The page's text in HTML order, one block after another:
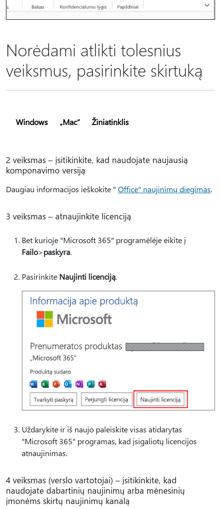
Norėdami atlikti tolesnius
veiksmus, pasirinkite skirtuką
Windows „Mac“ Žiniatinklis
2 veiksmas – įsitikinkite, kad naudojate naujausią
komponavimo versiją
Daugiau informacijos ieškokite " Office" naujinimų diegimas.
3 veiksmas – atnaujinkite licenciją
Bet kurioje "Microsoft 365" programėlėje eikite į
Failo>paskyra.
Pasirinkite Naujinti licenciją.
Uždarykite ir iš naujo paleiskite visas atidarytas
"Microsoft 365" programas, kad įsigaliotų licencijos
atnaujinimas.
4 veiksmas (verslo vartotojai) – įsitikinkite, kad
naudojate dabartinių naujinimų arba mėnesinių
įmonėms skirtų naujinimų kanalą